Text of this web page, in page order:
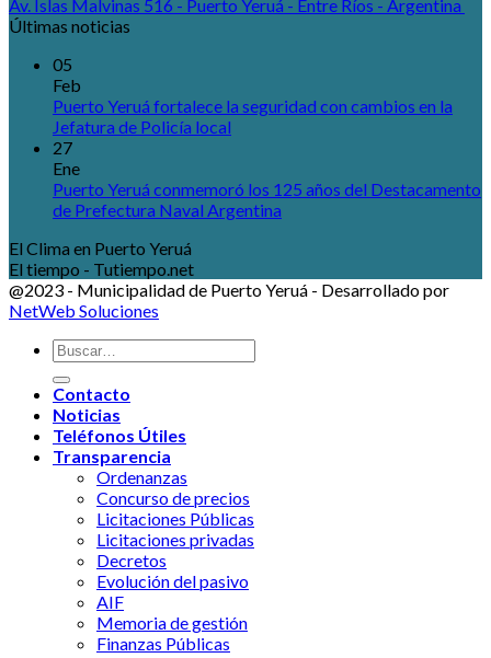
Av. Islas Malvinas 516 - Puerto Yeruá - Entre Ríos - Argentina
Últimas noticias
05
Feb
Puerto Yeruá fortalece la seguridad con cambios en la
Jefatura de Policía local
27
Ene
Puerto Yeruá conmemoró los 125 años del Destacamento
de Prefectura Naval Argentina
El Clima en Puerto Yeruá
El tiempo - Tutiempo.net
@2023 - Municipalidad de Puerto Yeruá - Desarrollado por
NetWeb Soluciones
Contacto
Noticias
Teléfonos Útiles
Transparencia
Ordenanzas
Concurso de precios
Licitaciones Públicas
Licitaciones privadas
Decretos
Evolución del pasivo
AIF
Memoria de gestión
Finanzas Públicas